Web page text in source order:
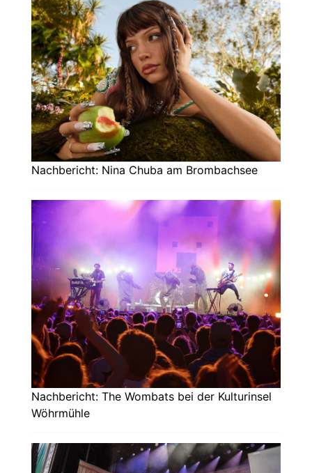
Nachbericht: Nina Chuba am Brombachsee
Nachbericht: The Wombats bei der Kulturinsel
Wöhrmühle